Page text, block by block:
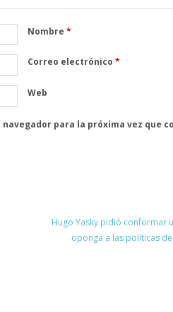
Nombre *
Correo electrónico *
Web
para la próxima vez que
Hugo Yasky pidió conformar
oponga a las políticas